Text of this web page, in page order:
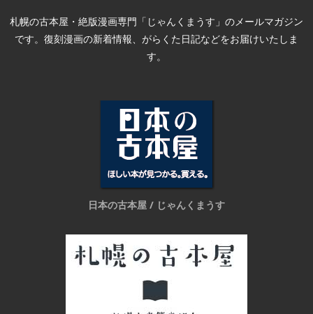
札幌の古本屋・絶版漫画専門「じゃんくまうす」のメールマガジン
です。復刻漫画の新着情報、がらくた日記などをお届けいたしま
す。
日本の古本屋 / じゃんくまうす